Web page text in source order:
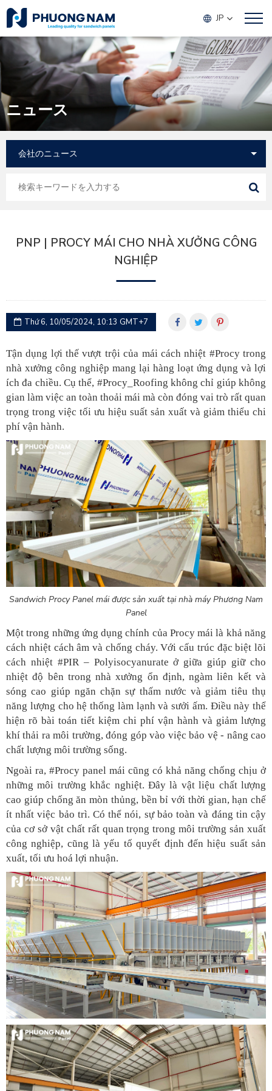
JP
ニュース
PNP | PROCY MÁI CHO NHÀ XƯỞNG CÔNG
NGHIỆP
Thứ 6, 10/05/2024, 10:13 GMT+7
Tận dụng lợi thế vượt trội của mái cách nhiệt #Procy trong
nhà xưởng công nghiệp mang lại hàng loạt ứng dụng và lợi
ích đa chiều. Cụ thể, #Procy_Roofing không chỉ giúp không
gian làm việc an toàn thoải mái mà còn đóng vai trò rất quan
trọng trong việc tối ưu hiệu suất sản xuất và giảm thiểu chi
phí vận hành.
Sandwich Procy Panel mái được sản xuất tại nhà máy Phương Nam
Panel
Một trong những ứng dụng chính của Procy mái là khả năng
cách nhiệt cách âm và chống cháy. Với cấu trúc đặc biệt lõi
cách nhiệt #PIR – Polyisocyanurate ở giữa giúp giữ cho
nhiệt độ bên trong nhà xưởng ổn định, ngàm liên kết và
sóng cao giúp ngăn chặn sự thấm nước và giảm tiêu thụ
năng lượng cho hệ thống làm lạnh và sưởi ấm. Điều này thể
hiện rõ bài toán tiết kiệm chi phí vận hành và giảm lượng
khí thải ra môi trường, đóng góp vào việc bảo vệ - nâng cao
chất lượng môi trường sống.
Ngoài ra, #Procy panel mái cũng có khả năng chống chịu ở
những môi trường khắc nghiệt. Đây là vật liệu chất lượng
cao giúp chống ăn mòn thủng, bền bỉ với thời gian, hạn chế
ít nhất việc bảo trì. Có thể nói, sự bảo toàn và đáng tin cậy
của cơ sở vật chất rất quan trọng trong môi trường sản xuất
công nghiệp, cũng là yếu tố quyết định đến hiệu suất sản
xuất, tối ưu hoá lợi nhuận.